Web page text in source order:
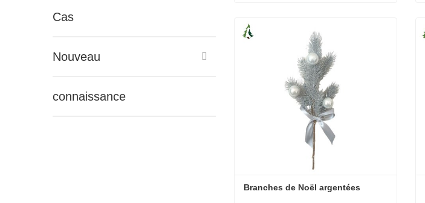
Cas
Nouveau
connaissance
Contacter maintenant
Branches de Noël argentées